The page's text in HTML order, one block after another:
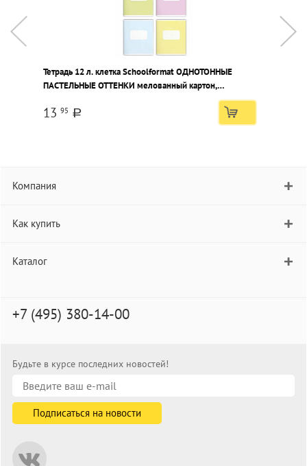
Тетрадь 12 л. клетка Schoolformat ОДНОТОННЫЕ
ПАСТЕЛЬНЫЕ ОТТЕНКИ мелованный картон,
13 95 a
Компания
Как купить
Каталог
+7 (495) 380-14-00
Будьте в курсе последних новостей!